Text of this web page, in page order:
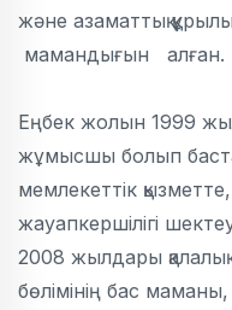
және азаматтық
мамандығын алған.
Еңбек жолын 1999
жұмысшы болып
мемлекеттік
жауапкершілігі
2008 жылдары қалалық
бөлімінің бас